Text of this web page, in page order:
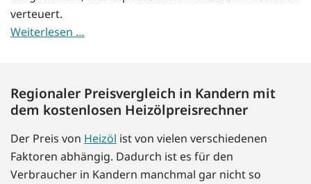
verteuert.
Weiterlesen …
Regionaler Preisvergleich in Kandern mit
dem kostenlosen Heizölpreisrechner
Der Preis von Heizöl ist von vielen verschiedenen
Faktoren abhängig. Dadurch ist es für den
Verbraucher in Kandern manchmal gar nicht so